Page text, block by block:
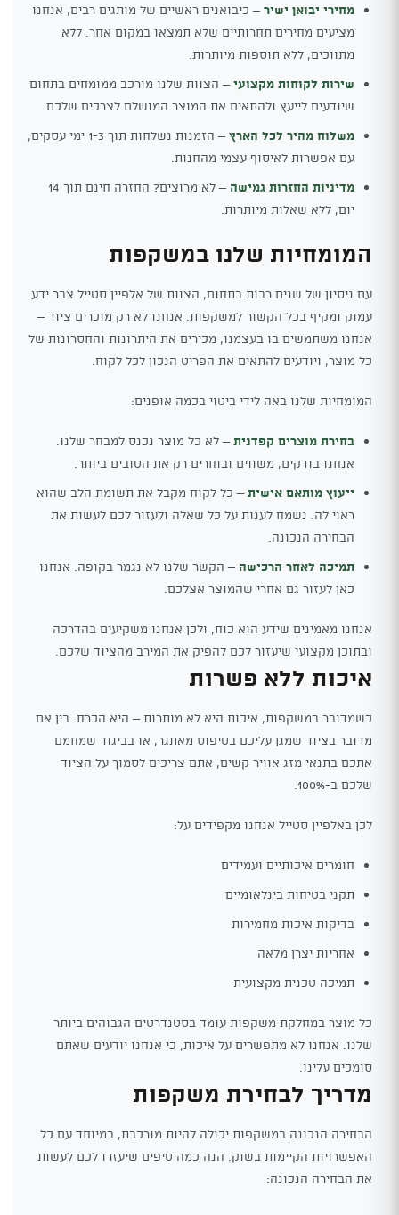
מחירי יבואן ישיר– כיבואנים ראשיים של מותגים רבים, אנחנו
מציעים מחירים תחרותיים שלא תמצאו במקום אחר. ללא
מתווכים, ללא תוספות מיותרות.
שירות לקוחות מקצועי– הצוות שלנו מורכב ממומחים בתחום
שיודעים לייעץ ולהתאים את המוצר המושלם לצרכים שלכם.
משלוח מהיר לכל הארץ
– הזמנות נשלחות תוך 1-3 ימי עסקים,
עם אפשרות לאיסוף עצמי מהחנות.
מדיניות החזרות גמישה
– לא מרוצים? החזרה חינם תוך 14
יום, ללא שאלות מיותרות.
המומחיות שלנו במשקפות
עם ניסיון של שנים רבות בתחום, הצוות של אלפיין סטייל צבר ידע
עמוק ומקיף בכל הקשור למשקפות. אנחנו לא רק מוכרים ציוד –
אנחנו משתמשים בו בעצמנו, מכירים את היתרונות והחסרונות של
כל מוצר, ויודעים להתאים את הפריט הנכון לכל לקוח.
המומחיות שלנו באה לידי ביטוי בכמה אופנים:
בחירת מוצרים קפדנית– לא כל מוצר נכנס למבחר שלנו.
אנחנו בודקים, משווים ובוחרים רק את הטובים ביותר.
ייעוץ מותאם אישית– כל לקוח מקבל את תשומת הלב שהוא
ראוי לה. נשמח לענות על כל שאלה ולעזור לכם לעשות את
הבחירה הנכונה.
תמיכה לאחר הרכישה – הקשר שלנו לא נגמר בקופה. אנחנו
כאן לעזור גם אחרי שהמוצר אצלכם.
אנחנו מאמינים שידע הוא כוח, ולכן אנחנו משקיעים בהדרכה
ובתוכן מקצועי שיעזור לכם להפיק את המירב מהציוד שלכם.
איכות ללא פשרות
כשמדובר במשקפות, איכות היא לא מותרות – היא הכרח. בין אם
מדובר בציוד שמגן עליכם בטיפוס מאתגר, או בביגוד שמחמם
אתכם בתנאי מזג אוויר קשים, אתם צריכים לסמוך על הציוד
שלכם ב-100%.
לכן באלפיין סטייל אנחנו מקפידים על:
חומרים איכותיים ועמידים
תקני בטיחות בינלאומיים
בדיקות איכות מחמירות
אחריות יצרן מלאה
תמיכה טכנית מקצועית
כל מוצר במחלקת משקפות עומד בסטנדרטים הגבוהים ביותר
שלנו. אנחנו לא מתפשרים על איכות, כי אנחנו יודעים שאתם
סומכים עלינו.
מדריך לבחירת משקפות
הבחירה הנכונה במשקפות יכולה להיות מורכבת, במיוחד עם כל
האפשרויות הקיימות בשוק. הנה כמה טיפים שיעזרו לכם לעשות
את הבחירה הנכונה: